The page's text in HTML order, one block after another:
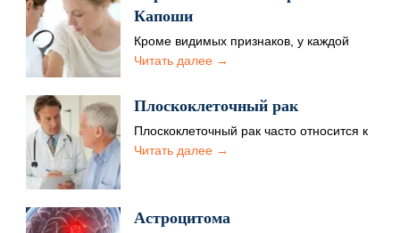
Капоши
Кроме видимых признаков, у каждой
разновидности данных сарком есть свои
Читать далее →
Плоскоклеточный рак
Плоскоклеточный рак часто относится к
агрессивным формам, требует срочного
Читать далее →
Астроцитома